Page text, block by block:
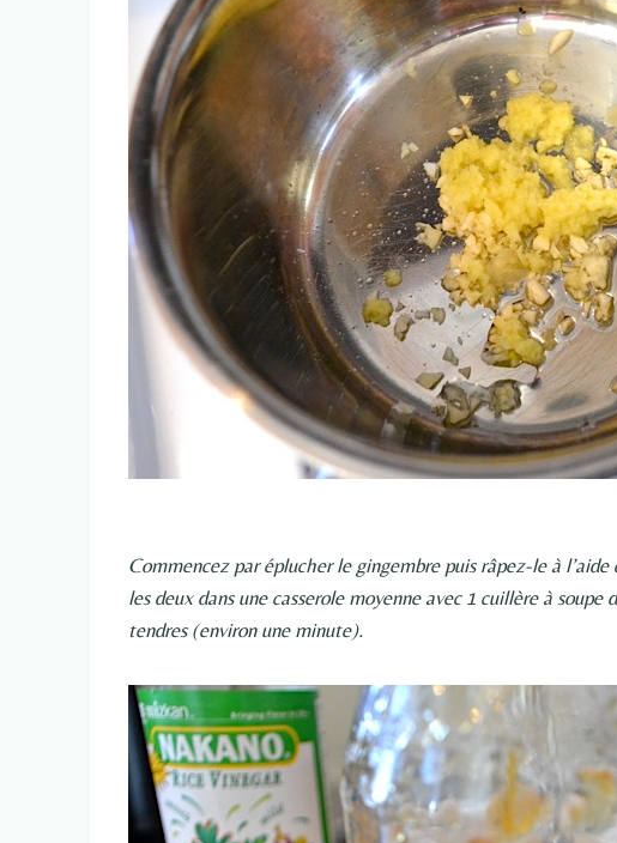
Commencez par éplucher le gingembre puis râpez-le à
les deux dans une casserole moyenne avec 1 cuillère à soupe
tendres (environ une minute).